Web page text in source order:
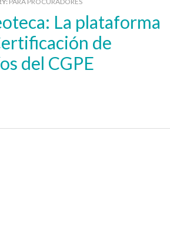
de
del CGPE